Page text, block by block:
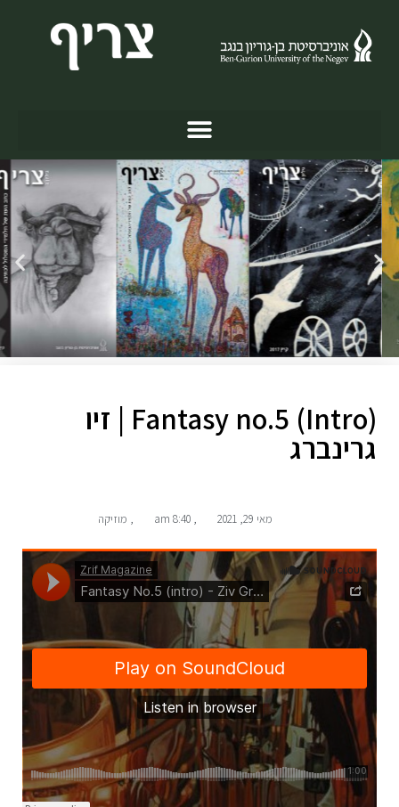
Fantasy no.5 (Intro) | זיו
גרינברג
מאי 29, 2021 8:40 am מוזיקה